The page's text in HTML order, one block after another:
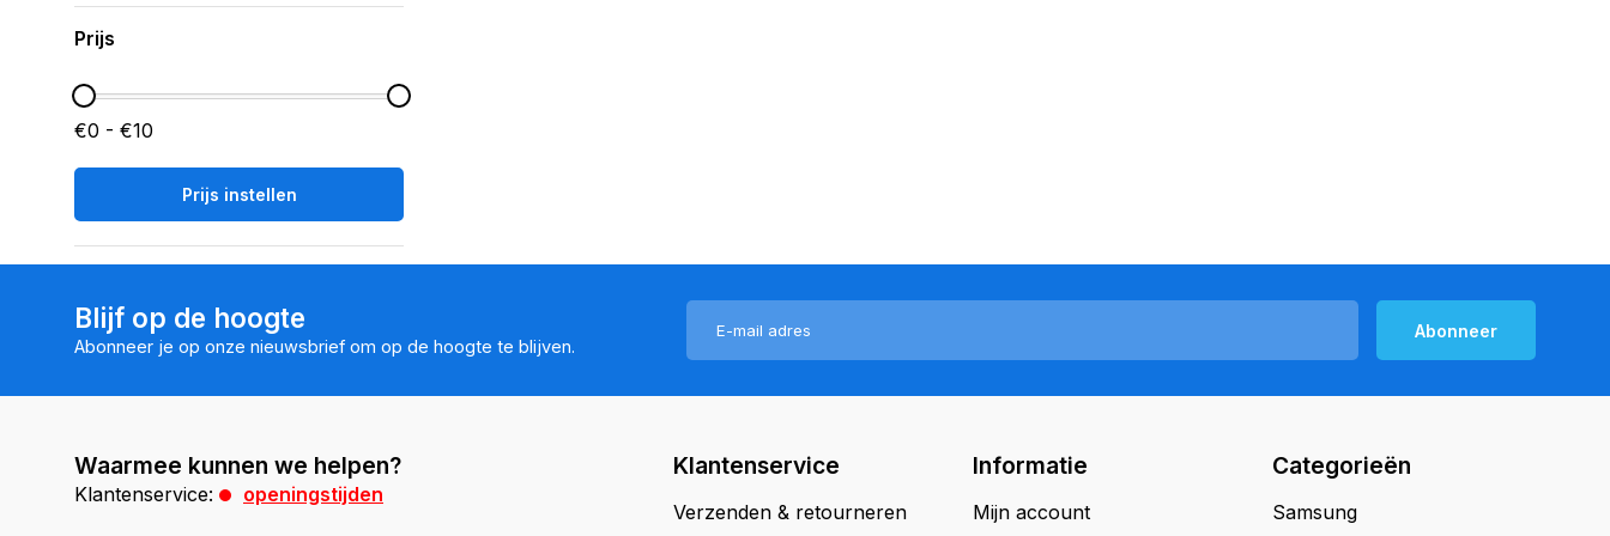
Prijs
€0 - €10
Prijs instellen
Blijf op de hoogte
Abonneer je op onze nieuwsbrief om op de hoogte te blijven.
Abonneer
Waarmee kunnen we helpen?
Klantenservice: openingstijden
Klantenservice
Verzenden & retourneren
Informatie
Mijn account
Categorieën
Samsung